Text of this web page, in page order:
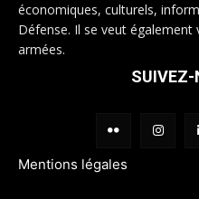
économiques, culturels,
Défense. Il se veut
armées.
SUIVEZ-
Mentions légales